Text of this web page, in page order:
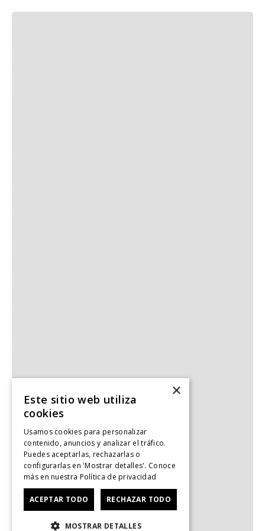
×
Este sitio web utiliza
cookies
Usamos cookies para personalizar
contenido, anuncios y analizar el tráfico.
Puedes aceptarlas, rechazarlas o
configurarlas en 'Mostrar detalles'. Conoce
más en nuestra Política de privacidad
ACEPTAR TODO RECHAZAR TODO
MOSTRAR DETALLES